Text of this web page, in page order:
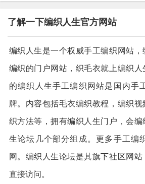
了解一下编织人生官方网站
编织人生是一个权威手工编织网站
编织的门户网站，织毛衣就上编织
的编织人生手工编织网站是国内手
牌。内容包括毛衣编织教程，编织
织方法等，拥有编织人生门户，会编
生论坛几个部分组成。更多手工编
网。编织人生论坛是其旗下社区网
直接访问。